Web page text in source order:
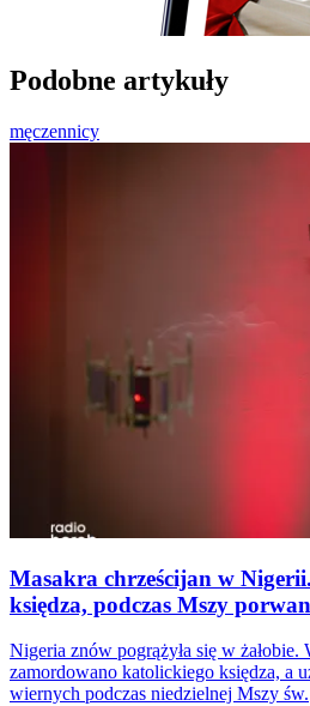
Podobne artykuły
męczennicy
Masakra chrześcijan w
księdza, podczas Mszy
Nigeria znów pogrążyła się w żałobie.
zamordowano katolickiego księdza, a
wiernych podczas niedzielnej Mszy św.